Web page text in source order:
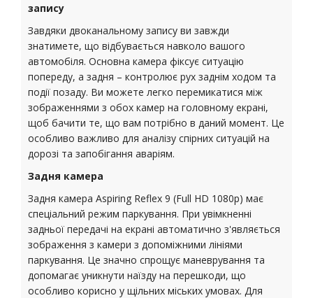
запису
Завдяки двоканальному запису ви завжди
знатимете, що відбувається навколо вашого
автомобіля. Основна камера фіксує ситуацію
попереду, а задня – контролює рух заднім ходом та
події позаду. Ви можете легко перемикатися між
зображеннями з обох камер на головному екрані,
щоб бачити те, що вам потрібно в даний момент. Це
особливо важливо для аналізу спірних ситуацій на
дорозі та запобігання аваріям.
Задня камера
Задня камера Aspiring Reflex 9 (Full HD 1080p) має
спеціальний режим паркування. При увімкненні
задньої передачі на екрані автоматично з'являється
зображення з камери з допоміжними лініями
паркування. Це значно спрощує маневрування та
допомагає уникнути наїзду на перешкоди, що
особливо корисно у щільних міських умовах. Для